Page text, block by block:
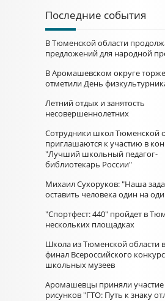
Последние события
В Тюменской области
предложений для народной
В Аромашевском округе
отметили День
Летний отдых и занятость
несовершеннолетних
Сотрудники школ Тюменской
приглашаются к участию в
"Лучший школьный педагог-
библиотекарь России"
Михаил Сухоруков: "Наша
оставить человека один на
"Спортфест: 440" пройдет в
нескольких площадках
Школа из Тюменской области
финал Всероссийского
школьных музеев
Аромашевцы приняли участие
рисунков "ГТО: Путь к знаку